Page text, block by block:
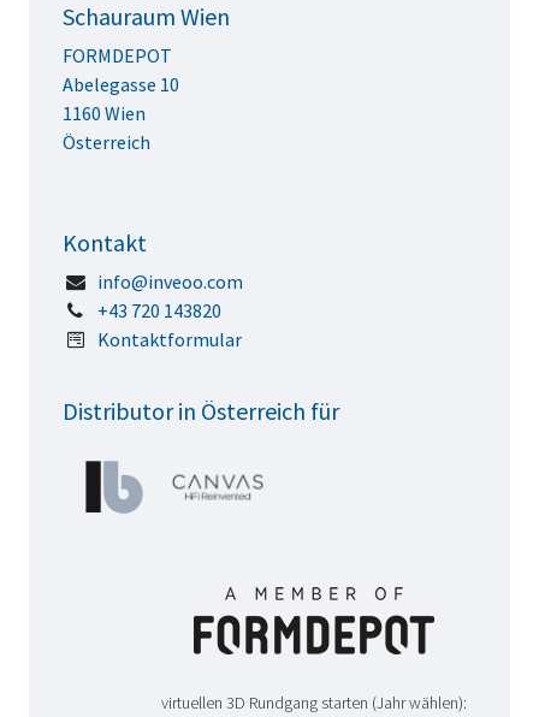
Distributor in Österreich für
virtuellen 3D Rundgang starten (Jahr wählen):
Schauraum Wien
FORMDEPOT
Abelegasse 10
1160 Wien
Österreich
Kontakt
info@inveoo.com
+43 720 143820
Kontaktformular